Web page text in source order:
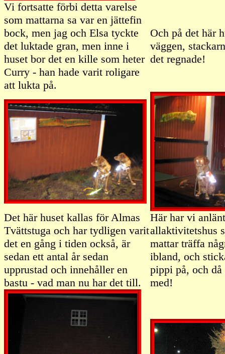
Vi fortsatte förbi detta varelse
som mattarna sa var en jättefin
bock, men jag och Elsa tyckte
det luktade gran, men inne i
huset bor det en kille som heter
Curry - han hade varit roligare
att lukta på.
Och på det här
väggen,
det regnade!
Det här huset kallas för Almas
Tvättstuga och har tydligen varit
det en gång i tiden också, är
sedan ett antal år sedan
upprustad och innehåller en
bastu - vad man nu har det till.
Här har vi
allaktivitetshus
mattar träffa
ibland, och
pippi på, och
med!